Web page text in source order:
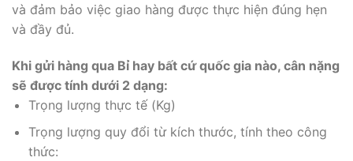
và đảm bảo việc giao hàng được thực hiện đúng hẹn
và đầy đủ.
Khi gửi hàng qua Bỉ hay bất cứ quốc gia nào, cân nặng
sẽ được tính dưới 2 dạng:
Trọng lượng thực tế (Kg)
Trọng lượng quy đổi từ kích thước, tính theo công
thức: